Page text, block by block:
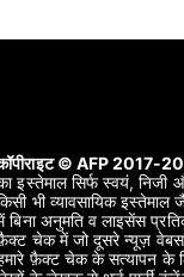
© AFP 2017-
इस्तेमाल सिर्फ स्वयं, निजी
भी व्यावसायिक
बिना अनुमति व लाइसेंस
चेक में जो दूसरे न्यूज़
फ़ैक्ट चेक के सत्यापन के